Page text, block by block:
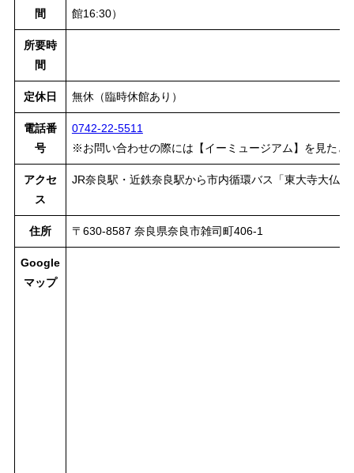
間 館16:30）
所要時
間
定休日 無休（臨時休館あり）
電話番
号
0742-22-5511
※お問い合わせの際には【イーミュージアム】を見たと
アクセ
ス
JR奈良駅・近鉄奈良駅から市内循環バス「東大寺大仏
住所 〒630-8587 奈良県奈良市雑司町406-1
Google
マップ